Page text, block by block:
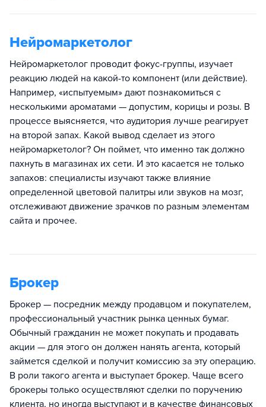
Нейромаркетолог
Нейромаркетолог проводит фокус-группы, изучает
реакцию людей на какой-то компонент (или действие).
Например, «испытуемым» дают познакомиться с
несколькими ароматами — допустим, корицы и розы. В
процессе выясняется, что аудитория лучше реагирует
на второй запах. Какой вывод сделает из этого
нейромаркетолог? Он поймет, что именно так должно
пахнуть в магазинах их сети. И это касается не только
запахов: специалисты изучают также влияние
определенной цветовой палитры или звуков на мозг,
отслеживают движение зрачков по разным элементам
сайта и прочее.
Брокер
Брокер — посредник между продавцом и покупателем,
профессиональный участник рынка ценных бумаг.
Обычный гражданин не может покупать и продавать
акции — для этого он должен нанять агента, который
займется сделкой и получит комиссию за эту операцию.
В роли такого агента и выступает брокер. Чаще всего
брокеры только осуществляют сделки по поручению
клиента, но иногда выступают и в качестве финансовых